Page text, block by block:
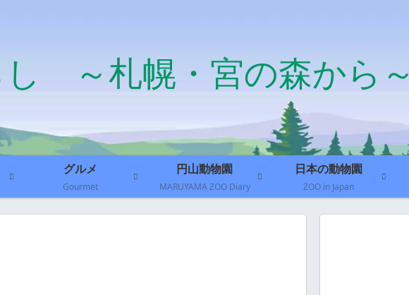
し ～札幌・宮の森から～
グルメ
Gourmet
円山動物園
MARUYAMA ZOO Diary
日本の動物園
ZOO in Japan